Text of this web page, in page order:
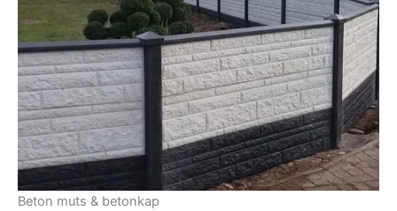
Beton muts & betonkap